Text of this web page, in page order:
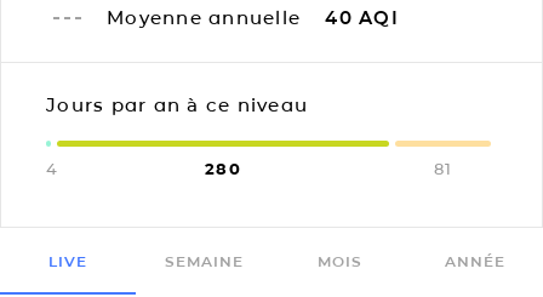
Moyenne annuelle 40 AQI
Jours par an à ce niveau
4 280 81
LIVE SEMAINE MOIS ANNÉE